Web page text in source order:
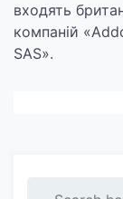
входять
компаній
SAS».